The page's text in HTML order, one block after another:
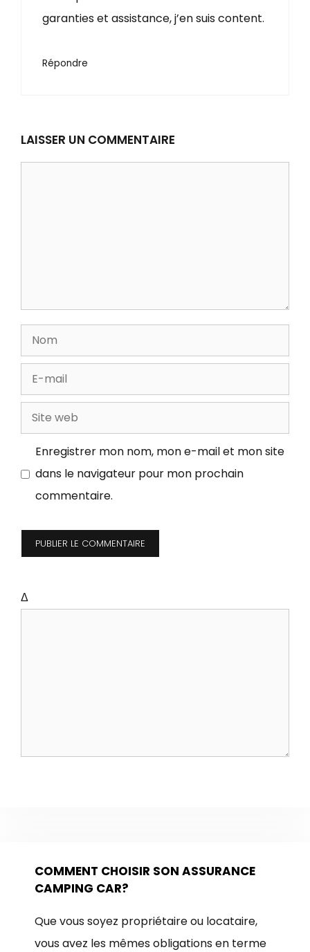
garanties et assistance, j’en suis content.
Répondre
LAISSER UN COMMENTAIRE
a
e
o
-
l
i
e
Enregistrer mon nom, mon e-mail et mon site
dans le navigateur pour mon prochain
commentaire.
Δ
COMMENT CHOISIR SON ASSURANCE
CAMPING CAR?
Que vous soyez propriétaire ou locataire,
vous avez les mêmes obligations en terme